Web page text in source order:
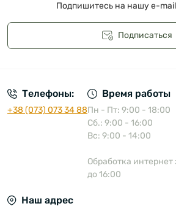
Подпишитесь на нашу e-
Подписаться
Телефоны:
+38 (073) 073 34 88
Время работы
Пн - Пт: 9:00 - 18:00
Сб.: 9:00 - 16:00
Вс: 9:00 - 14:00
Обработка
до 16:00
Наш адрес